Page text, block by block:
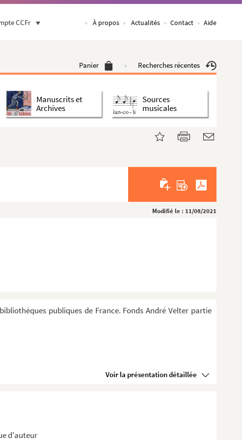
CCFr À propos Actualités Contact Aide
Panier Recherches récentes
Manuscrits et
Archives
Sources
musicales
Modifié le : 11/08/2021
publiques de France. Fonds André Velter partie
Voir la présentation détaillée
d'auteur